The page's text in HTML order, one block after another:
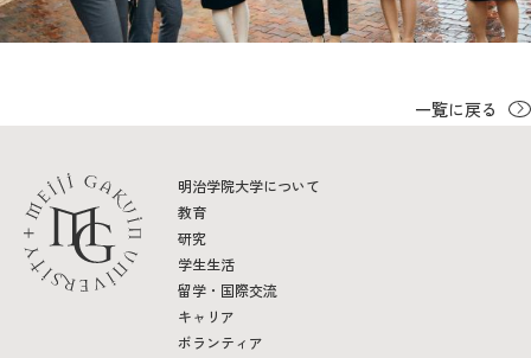
一覧に戻る
明治学院大学について
教育
研究
学生生活
留学・国際交流
キャリア
ボランティア